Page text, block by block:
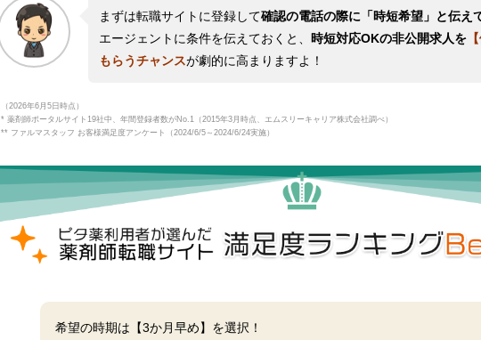
まずは転職サイトに登録して確認の電話の際に「時短希望」と伝え
エージェントに条件を伝えておくと、 時短対応OKの非公開求人を
もらうチャンスが劇的に高まりますよ！
（2026年6月5日時点）
* 薬剤師ポータルサイト19社中、年間登録者数がNo.1（2015年3月時点、エムスリーキャリア株式会社調べ）
** ファルマスタッフ お客様満足度アンケート（2024/6/5～2024/6/24実施）
希望の時期は【3か月早め】を選択！